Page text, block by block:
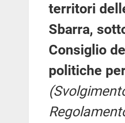
territori
Sbarra,
Consiglio
politiche